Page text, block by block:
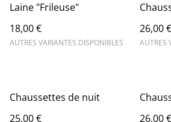
Laine "Frileuse"
18,00 €
AUTRES VARIANTES DISPONIBLES
26,00 €
AUTRES
Chaussettes de nuit
25,00 €
26,00 €